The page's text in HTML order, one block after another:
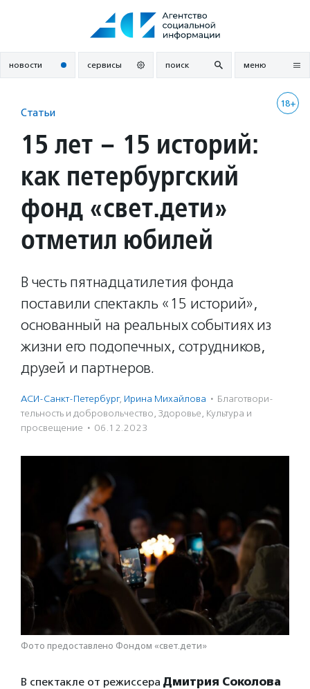
новости сервисы поиск меню
18+
Статьи
15 лет – 15 историй:
как петербургский
фонд «свет.дети»
отметил юбилей
В честь пятнадцатилетия фонда
поставили спектакль «15 историй»,
основанный на реальных событиях из
жизни его подопечных, сотрудников,
друзей и партнеров.
АСИ-Санкт-Петербург, Ирина Михайлова · Благотвори­
тель­ность и доброволь­чест­во, Здоровье, Культура и
просвещение · 06.12.2023
Фото предоставлено Фондом «свет.дети»
В спектакле от режиссера Дмитрия Соколова